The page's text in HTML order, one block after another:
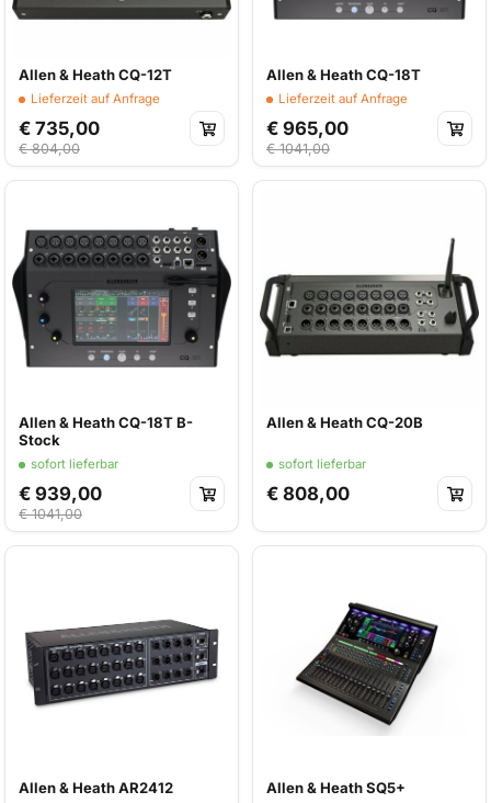
Allen & Heath CQ-12T
Lieferzeit auf Anfrage
€ 735,00
€ 804,00
Allen & Heath CQ-18T
Lieferzeit auf Anfrage
€ 965,00
€ 1041,00
Allen & Heath CQ-18T B-
Stock
sofort lieferbar
€ 939,00
€ 1041,00
Allen & Heath CQ-20B
sofort lieferbar
€ 808,00
Allen & Heath AR2412 Allen & Heath SQ5+